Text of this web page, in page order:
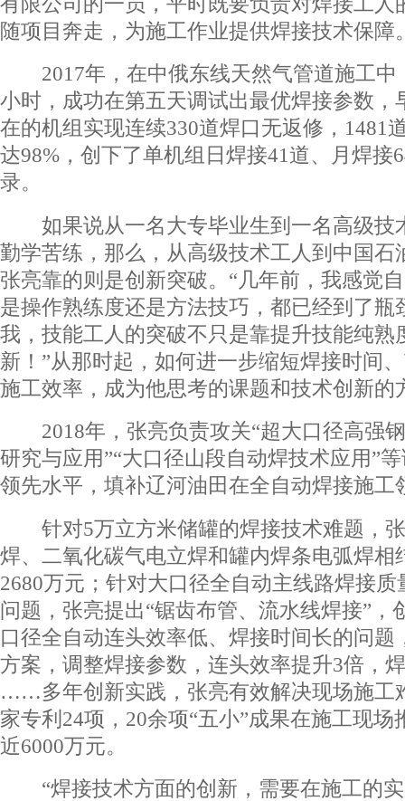
随项目奔走，为施工作业提供焊接技术保障
2017年，在中俄东线天然气管道施工中
小时，成功在第五天调试出最优焊接参数，
在的机组实现连续330道焊口无返修，1481
达98%，创下了单机组日焊接41道、月焊接
录。
如果说从一名大专毕业生到一名高级技
勤学苦练，那么，从高级技术工人到中国石
张亮靠的则是创新突破。“几年前，我感觉
是操作熟练度还是方法技巧，都已经到了瓶
我，技能工人的突破不只是靠提升技能纯熟
新！”从那时起，如何进一步缩短焊接时间
施工效率，成为他思考的课题和技术创新的
2018年，张亮负责攻关“超大口径高强
研究与应用”“大口径山段自动焊技术应用”
领先水平，填补辽河油田在全自动焊接施工
针对5万立方米储罐的焊接技术难题，张
焊、二氧化碳气电立焊和罐内焊条电弧焊相
2680万元；针对大口径全自动主线路焊接
问题，张亮提出“锯齿布管、流水线焊接”，
口径全自动连头效率低、焊接时间长的问题
方案，调整焊接参数，连头效率提升3倍，
……多年创新实践，张亮有效解决现场施工
家专利24项，20余项“五小”成果在施工现
近6000万元。
“焊接技术方面的创新，需要在施工的实